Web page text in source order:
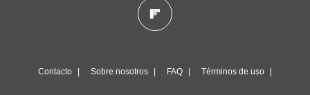
Contacto Sobre nosotros FAQ Términos de uso